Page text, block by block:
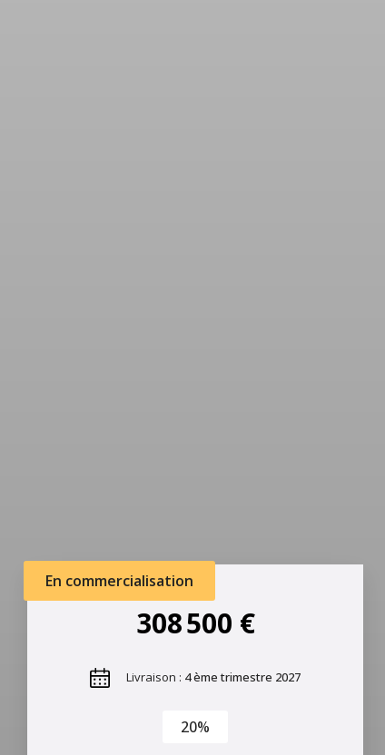
En commercialisation
308 500 €
Livraison : 4 ème trimestre 2027
20%